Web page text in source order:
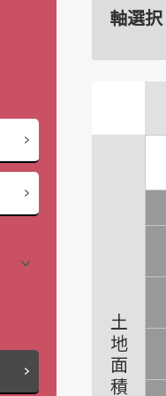
軸選択
土地面積